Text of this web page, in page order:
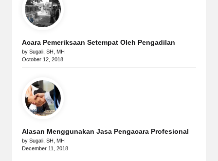
Acara Pemeriksaan Setempat Oleh Pengadilan
by Sugali, SH, MH
October 12, 2018
Alasan Menggunakan Jasa Pengacara Profesional
by Sugali, SH, MH
December 11, 2018